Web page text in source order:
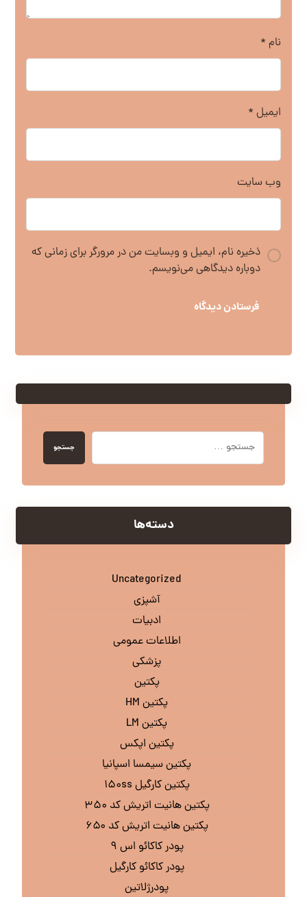
نام *
ایمیل *
وب‌ سایت
ذخیره نام، ایمیل و وبسایت من در مرورگر برای زمانی که
دوباره دیدگاهی می‌نویسم.
فرستادن دیدگاه
جستجو
دسته‌ها
Uncategorized
آشپزی
ادبیات
اطلاعات عمومی
پزشکی
پکتین
پکتین HM
پکتین LM
پکتین اپکس
پکتین سیمسا اسپانیا
پکتین کارگیل ۱۵۰ss
پکتین هانیت اتریش کد ۳۵۰
پکتین هانیت اتریش کد ۶۵۰
پودر کاکائو اس ۹
پودر کاکائو کارگیل
پودرژلاتین